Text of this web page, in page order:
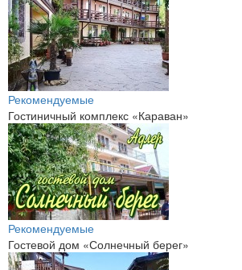
Рекомендуемые
Гостиничный комплекс «Караван»
Рекомендуемые
Гостевой дом «Солнечный берег»